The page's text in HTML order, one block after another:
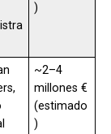
)
~2–4
millones €
(estimado
)